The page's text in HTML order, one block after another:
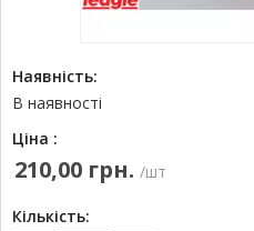
Наявність:
В наявності
Ціна :
210,00 грн. /шт
Кількість: